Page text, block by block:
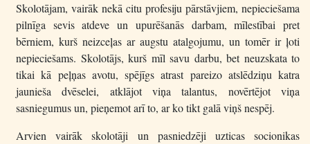
Skolotājam, vairāk nekā citu profesiju pārstāvjiem, nepieciešama
pilnīga sevis atdeve un upurēšanās darbam, mīlestībai pret
bērniem, kurš neizceļas ar augstu atalgojumu, un tomēr ir ļoti
nepieciešams. Skolotājs, kurš mīl savu darbu, bet neuzskata to
tikai kā peļņas avotu, spējīgs atrast pareizo atslēdziņu katra
jaunieša dvēselei, atklājot viņa talantus, novērtējot viņa
sasniegumus un, pieņemot arī to, ar ko tikt galā viņš nespēj.
Arvien vairāk skolotāji un pasniedzēji uzticas socionikas